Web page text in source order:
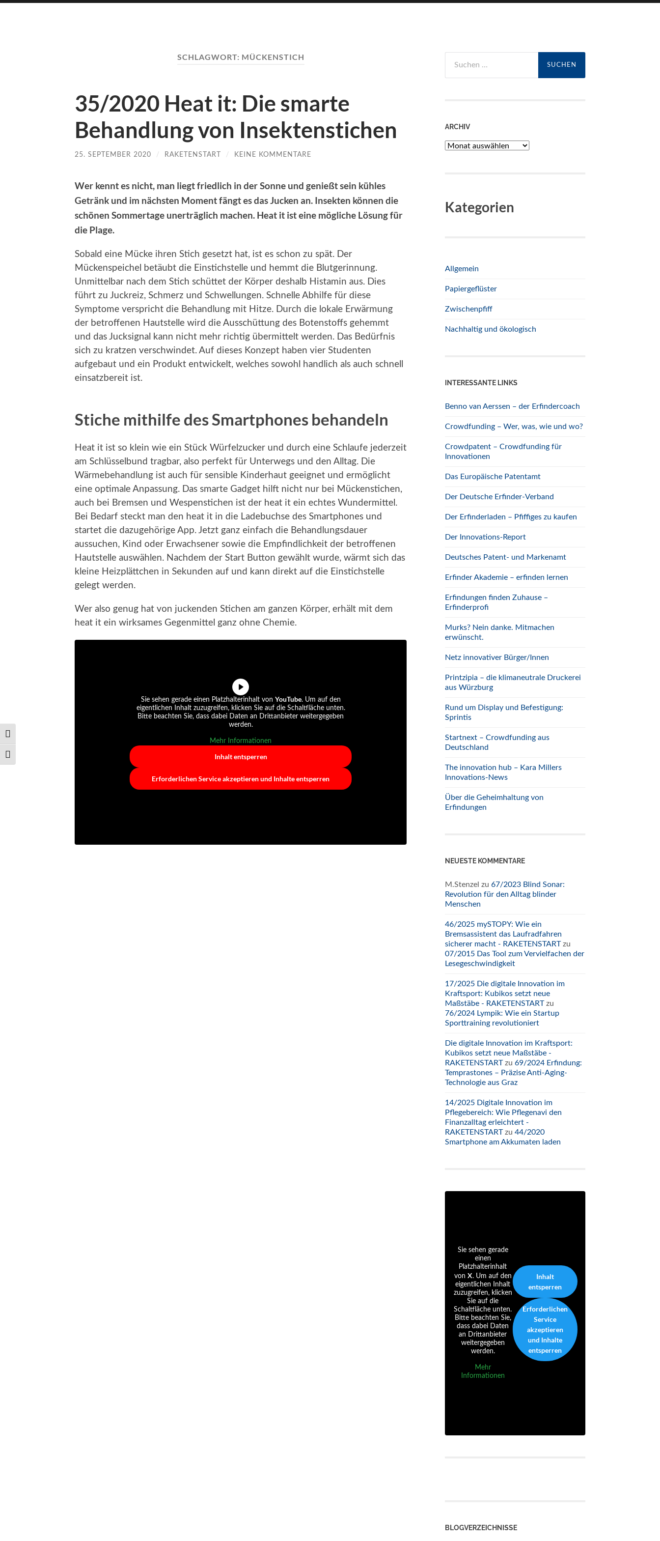
Umschalten auf hohe Kontraste
Schrift vergrößern
SCHLAGWORT: MÜCKENSTICH
35/2020 Heat it: Die smarte
Behandlung von Insektenstichen
25. SEPTEMBER 2020 / RAKETENSTART / KEINE KOMMENTARE
Wer kennt es nicht, man liegt friedlich in der Sonne und genießt sein kühles
Getränk und im nächsten Moment fängt es das Jucken an. Insekten können die
schönen Sommertage unerträglich machen. Heat it ist eine mögliche Lösung für
die Plage.
Sobald eine Mücke ihren Stich gesetzt hat, ist es schon zu spät. Der
Mückenspeichel betäubt die Einstichstelle und hemmt die Blutgerinnung.
Unmittelbar nach dem Stich schüttet der Körper deshalb Histamin aus. Dies
führt zu Juckreiz, Schmerz und Schwellungen. Schnelle Abhilfe für diese
Symptome verspricht die Behandlung mit Hitze. Durch die lokale Erwärmung
der betroffenen Hautstelle wird die Ausschüttung des Botenstoffs gehemmt
und das Jucksignal kann nicht mehr richtig übermittelt werden. Das Bedürfnis
sich zu kratzen verschwindet. Auf dieses Konzept haben vier Studenten
aufgebaut und ein Produkt entwickelt, welches sowohl handlich als auch schnell
einsatzbereit ist.
Stiche mithilfe des Smartphones behandeln
Heat it ist so klein wie ein Stück Würfelzucker und durch eine Schlaufe jederzeit
am Schlüsselbund tragbar, also perfekt für Unterwegs und den Alltag. Die
Wärmebehandlung ist auch für sensible Kinderhaut geeignet und ermöglicht
eine optimale Anpassung. Das smarte Gadget hilft nicht nur bei Mückenstichen,
auch bei Bremsen und Wespenstichen ist der heat it ein echtes Wundermittel.
Bei Bedarf steckt man den heat it in die Ladebuchse des Smartphones und
startet die dazugehörige App. Jetzt ganz einfach die Behandlungsdauer
aussuchen, Kind oder Erwachsener sowie die Empfindlichkeit der betroffenen
Hautstelle auswählen. Nachdem der Start Button gewählt wurde, wärmt sich das
kleine Heizplättchen in Sekunden auf und kann direkt auf die Einstichstelle
gelegt werden.
Wer also genug hat von juckenden Stichen am ganzen Körper, erhält mit dem
heat it ein wirksames Gegenmittel ganz ohne Chemie.
Sie sehen gerade einen Platzhalterinhalt von YouTube. Um auf den
eigentlichen Inhalt zuzugreifen, klicken Sie auf die Schaltfläche unten.
Bitte beachten Sie, dass dabei Daten an Drittanbieter weitergegeben
werden.
Mehr Informationen
Inhalt entsperren
Erforderlichen Service akzeptieren und Inhalte entsperren
nach:
ARCHIV
Archiv
Kategorien
Allgemein
Papiergeflüster
Zwischenpfiff
Nachhaltig und ökologisch
INTERESSANTE LINKS
Benno van Aerssen – der Erfindercoach
Crowdfunding – Wer, was, wie und wo?
Crowdpatent – Crowdfunding für
Innovationen
Das Europäische Patentamt
Der Deutsche Erfinder-Verband
Der Erfinderladen – Pfiffiges zu kaufen
Der Innovations-Report
Deutsches Patent- und Markenamt
Erfinder Akademie – erfinden lernen
Erfindungen finden Zuhause –
Erfinderprofi
Murks? Nein danke. Mitmachen
erwünscht.
Netz innovativer Bürger/Innen
Printzipia – die klimaneutrale Druckerei
aus Würzburg
Rund um Display und Befestigung:
Sprintis
Startnext – Crowdfunding aus
Deutschland
The innovation hub – Kara Millers
Innovations-News
Über die Geheimhaltung von
Erfindungen
NEUESTE KOMMENTARE
M.Stenzel zu 67/2023 Blind Sonar:
Revolution für den Alltag blinder
Menschen
46/2025 mySTOPY: Wie ein
Bremsassistent das Laufradfahren
sicherer macht - RAKETENSTARTzu
07/2015 Das Tool zum Vervielfachen der
Lesegeschwindigkeit
17/2025 Die digitale Innovation im
Kraftsport: Kubikos setzt neue
Maßstäbe - RAKETENSTARTzu
76/2024 Lympik: Wie ein Startup
Sporttraining revolutioniert
Die digitale Innovation im Kraftsport:
Kubikos setzt neue Maßstäbe -
RAKETENSTARTzu 69/2024 Erfindung:
Temprastones – Präzise Anti-Aging-
Technologie aus Graz
14/2025 Digitale Innovation im
Pflegebereich: Wie Pflegenavi den
Finanzalltag erleichtert -
RAKETENSTARTzu 44/2020
Smartphone am Akkumaten laden
Sie sehen gerade
einen
Platzhalterinhalt
von X. Um auf den
eigentlichen Inhalt
zuzugreifen, klicken
Sie auf die
Schaltfläche unten.
Bitte beachten Sie,
dass dabei Daten
an Drittanbieter
weitergegeben
werden.
Mehr
Informationen
Inhalt
entsperren
Erforderlichen
Service
akzeptieren
und Inhalte
entsperren
BLOGVERZEICHNISSE